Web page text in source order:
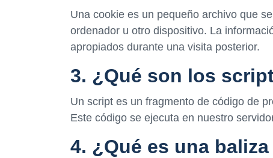
Una cookie es un pequeño archivo que
ordenador u otro dispositivo. La
apropiados durante una visita posterior.
3. ¿Qué son los
Un script es un fragmento de código de
Este código se ejecuta en nuestro
4. ¿Qué es una